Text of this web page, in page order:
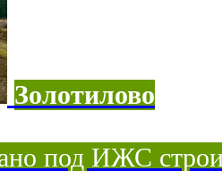
Золотилово
под ИЖС